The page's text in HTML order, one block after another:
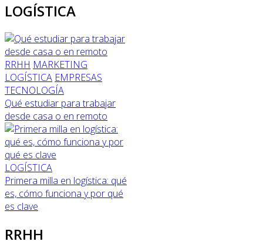
LOGÍSTICA
RRHH MARKETING
LOGÍSTICA EMPRESAS
TECNOLOGÍA
Qué estudiar para trabajar
desde casa o en remoto
LOGÍSTICA
Primera milla en logística: qué
es, cómo funciona y por qué
es clave
RRHH